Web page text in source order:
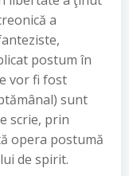
a
postum în
vor fi fost
sunt
scrie, prin
opera postumă
de spirit.